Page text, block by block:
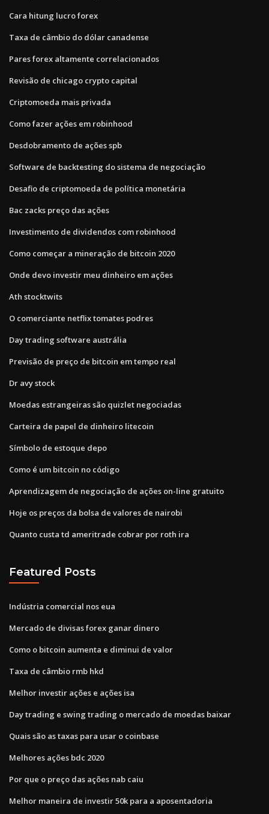
Cara hitung lucro forex
Taxa de câmbio do dólar canadense
Pares forex altamente correlacionados
Revisão de chicago crypto capital
Criptomoeda mais privada
Como fazer ações em robinhood
Desdobramento de ações spb
Software de backtesting do sistema de negociação
Desafio de criptomoeda de política monetária
Bac zacks preço das ações
Investimento de dividendos com robinhood
Como começar a mineração de bitcoin 2020
Onde devo investir meu dinheiro em ações
Ath stocktwits
O comerciante netflix tomates podres
Day trading software austrália
Previsão de preço de bitcoin em tempo real
Dr avy stock
Moedas estrangeiras são quizlet negociadas
Carteira de papel de dinheiro litecoin
Símbolo de estoque depo
Como é um bitcoin no código
Aprendizagem de negociação de ações on-line gratuito
Hoje os preços da bolsa de valores de nairobi
Quanto custa td ameritrade cobrar por roth ira
Featured Posts
Indústria comercial nos eua
Mercado de divisas forex ganar dinero
Como o bitcoin aumenta e diminui de valor
Taxa de câmbio rmb hkd
Melhor investir ações e ações isa
Day trading e swing trading o mercado de moedas baixar
Quais são as taxas para usar o coinbase
Melhores ações bdc 2020
Por que o preço das ações nab caiu
Melhor maneira de investir 50k para a aposentadoria